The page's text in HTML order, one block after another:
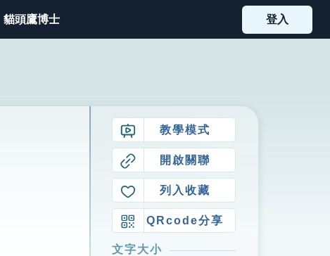
貓頭鷹博士 登入
教學模式
開啟關聯
列入收藏
QRcode分享
文字大小